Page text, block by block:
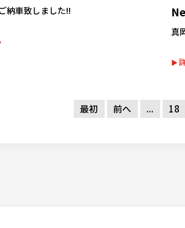
納車致しました!!
真
最初 前へ ... 18